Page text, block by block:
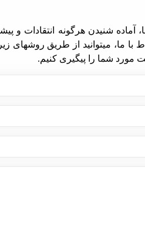
هرگونه انتقادات و پیشنهادات
از طریق روشهای زیر اقدام
را پیگیری کنیم.